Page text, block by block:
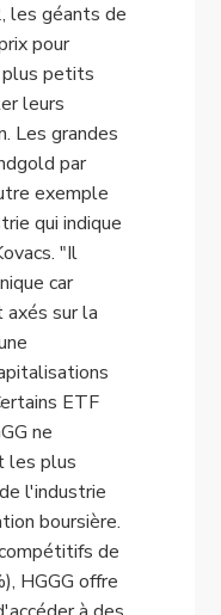
les géants de
pour
plus petits
leurs
Les grandes
par
exemple
qui indique
"Il
car
sur la
ETF
ne
les plus
l'industrie
boursière.
de
HGGG offre